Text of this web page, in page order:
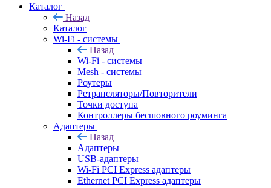
Каталог
Назад
Каталог
Wi-Fi - системы
Назад
Wi-Fi - системы
Mesh - системы
Роутеры
Ретрансляторы/Повторители
Точки доступа
Контроллеры бесшовного роуминга
Адаптеры
Назад
Адаптеры
USB-адаптеры
Wi-Fi PCI Express адаптеры
Ethernet PCI Express адаптеры